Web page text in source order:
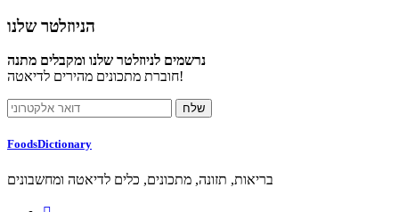
הניוזלטר שלנו
נרשמים לניוזלטר שלנו ומקבלים מתנה
חוברת מתכונים מהירים לדיאטה!
FoodsDictionary
בריאות, תזונה, מתכונים, כלים לדיאטה ומחשבונים